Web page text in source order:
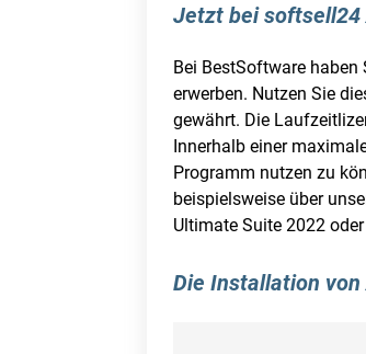
Jetzt bei softsell24
Bei BestSoftware
erwerben. Nutzen Sie
gewährt. Die
Innerhalb einer
Programm nutzen zu
beispielsweise über
Ultimate Suite 2022
Die Installation